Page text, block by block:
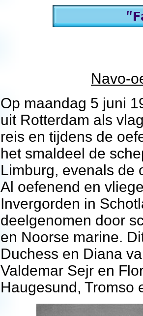
Navo-
Op maandag 5 juni
uit Rotterdam als
reis en tijdens de
het smaldeel de
Limburg, evenals de
Al oefenend en
Invergorden in
deelgenomen door
en Noorse marine.
Duchess en Diana
Valdemar Sejr en
Haugesund, Tromso